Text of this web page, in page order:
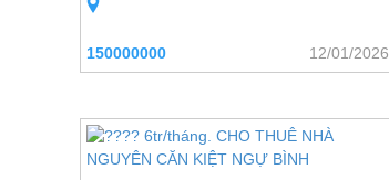
150000000 12/01/2026